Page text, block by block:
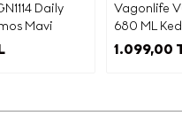
Daily
Mavi
Vagonlife
680 ML
MOR
1.099,00
c)